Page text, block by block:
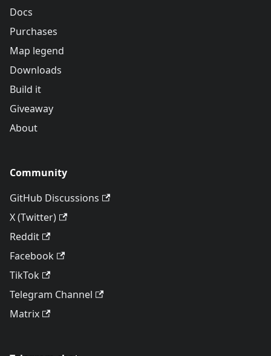
Docs
Purchases
Map legend
Downloads
Build it
Giveaway
About
Community
GitHub Discussions
X (Twitter)
Reddit
Facebook
TikTok
Telegram Channel
Matrix